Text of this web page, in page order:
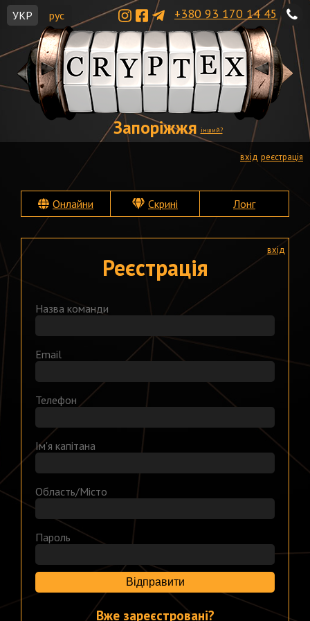
+380 93 170 14 45
Запоріжжя інший?
вхід реєстрація
УКР рус
Онлайни Скрині Лонг
Реєстрація
Назва команди
Email
Телефон
Ім'я капітана
Область/Місто
Пароль
Відправити
Вже зареєстровані?
вхід